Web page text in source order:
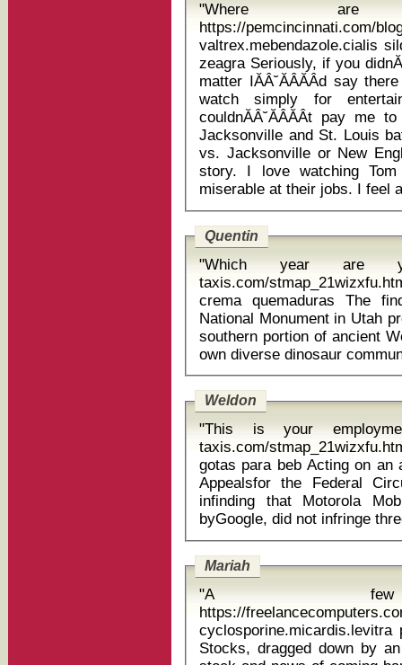
"Where
https://pemcincinnati.com/
valtrex.mebendazole.cialis
zeagra Seriously, if you didnĂÂ˘ĂÂĂÂt have a financial stake in the
matter IĂÂ˘ĂÂĂÂd say
watch simply for
couldnĂÂ˘ĂÂĂÂt pay
Jacksonville and St. Louis
vs. Jacksonville or New
story. I love watching
Quentin
"Which year are
taxis.com/
crema quemaduras The find in the Grand Staircase-Escalante
National Monument in Utah
southern portion of ancient
Weldon
"This is your
taxis.com/
gotas para beb Acting on an appeal by Microsoft, the U.S. Court of
Appealsfor the Federal
infinding that Motorola
Mariah
"A few
https://
cyclosporine.micardis.levitra
Stocks, dragged down by